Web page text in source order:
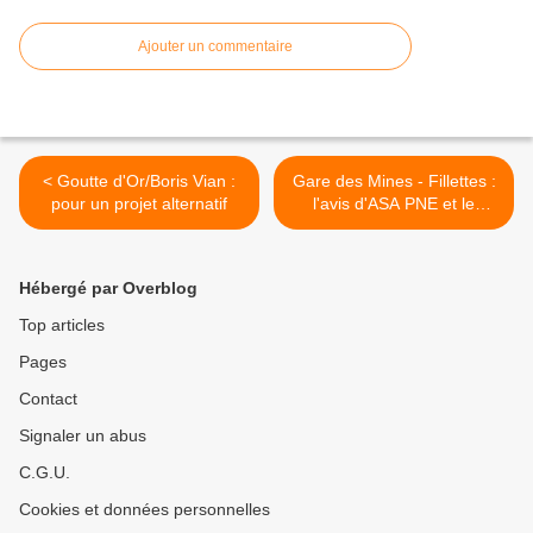
Ajouter un commentaire
< Goutte d'Or/Boris Vian :
pour un projet alternatif
Gare des Mines - Fillettes :
l'avis d'ASA PNE et le
rapport des garants >
Hébergé par Overblog
Top articles
Pages
Contact
Signaler un abus
C.G.U.
Cookies et données personnelles